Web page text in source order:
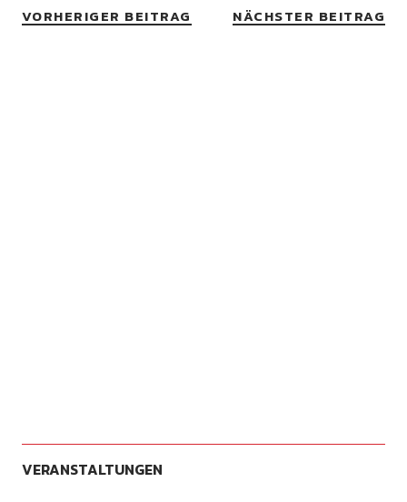
VORHERIGER BEITRAG NÄCHSTER BEITRAG
VERANSTALTUNGEN